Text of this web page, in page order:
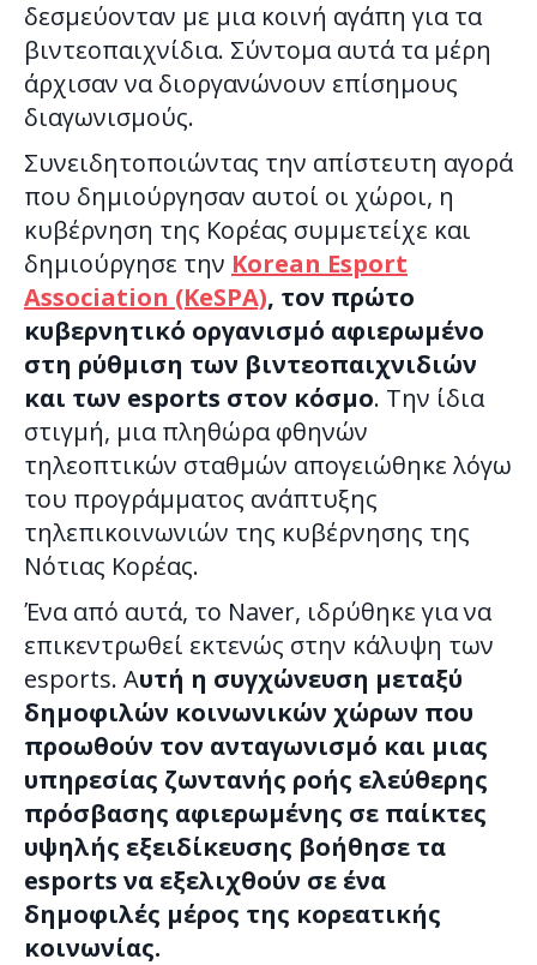
δεσμεύονταν με μια κοινή αγάπη για τα
βιντεοπαιχνίδια. Σύντομα αυτά τα μέρη
άρχισαν να διοργανώνουν επίσημους
διαγωνισμούς.
Συνειδητοποιώντας την απίστευτη αγορά
που δημιούργησαν αυτοί οι χώροι, η
κυβέρνηση της Κορέας συμμετείχε και
δημιούργησε την Korean Esport
Association (KeSPA), τον πρώτο
κυβερνητικό οργανισμό αφιερωμένο
στη ρύθμιση των βιντεοπαιχνιδιών
και των esports στον κόσμο. Την ίδια
στιγμή, μια πληθώρα φθηνών
τηλεοπτικών σταθμών απογειώθηκε λόγω
του προγράμματος ανάπτυξης
τηλεπικοινωνιών της κυβέρνησης της
Νότιας Κορέας.
Ένα από αυτά, το Naver, ιδρύθηκε για να
επικεντρωθεί εκτενώς στην κάλυψη των
esports. Αυτή η συγχώνευση μεταξύ
δημοφιλών κοινωνικών χώρων που
προωθούν τον ανταγωνισμό και μιας
υπηρεσίας ζωντανής ροής ελεύθερης
πρόσβασης αφιερωμένης σε παίκτες
υψηλής εξειδίκευσης βοήθησε τα
esports να εξελιχθούν σε ένα
δημοφιλές μέρος της κορεατικής
κοινωνίας.